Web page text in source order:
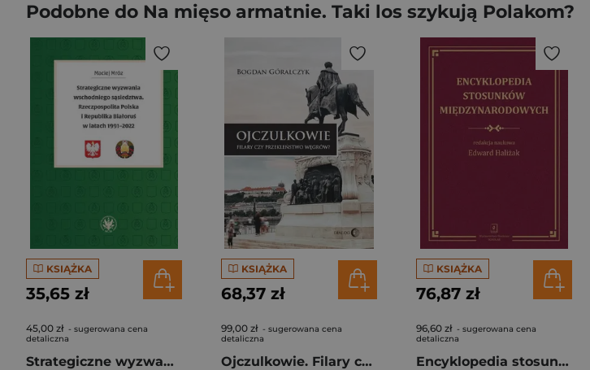
Podobne do Na mięso armatnie. Taki los szykują Polakom?
KSIĄŻKA
35,65 zł
45,00 zł - sugerowana cena
detaliczna
Strategiczne wyzwania wschodniego sąsiedztwa. Rzeczpospolita Polska i Republika Białoruś w latach 19
KSIĄŻKA
68,37 zł
99,00 zł - sugerowana cena
detaliczna
Ojczulkowie. Filary czy przekleństwo Węgrów
KSIĄŻKA
76,87 zł
96,60 zł - sugerowana cena
detaliczna
Encyklopedia stosunków międzynarodowych